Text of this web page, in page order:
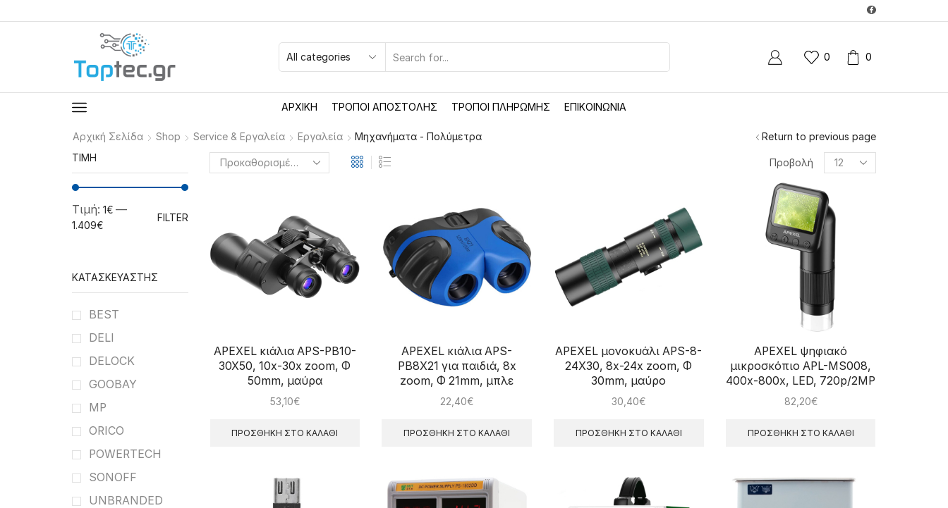
0 0
ΑΡΧΙΚΉ ΤΡΌΠΟΙ ΑΠΟΣΤΟΛΉΣ ΤΡΌΠΟΙ ΠΛΗΡΩΜΉΣ ΕΠΙΚΟΙΝΩΝΊΑ
Αρχική Σελίδα Shop Service & Εργαλεία Εργαλεία Μηχανήματα - Πολύμετρα Return to previous page
Προβολή
Products
per
APEXEL κιάλια APS-PB10-
30X50, 10x-30x zoom, Φ
50mm, μαύρα
53,10€
ΠΡΟΣΘΉΚΗ ΣΤΟ ΚΑΛΆΘΙ
APEXEL κιάλια APS-
PB8X21 για παιδιά, 8x
zoom, Φ 21mm, μπλε
22,40€
ΠΡΟΣΘΉΚΗ ΣΤΟ ΚΑΛΆΘΙ
APEXEL μονοκυάλι APS-8-
24X30, 8x-24x zoom, Φ
30mm, μαύρο
30,40€
ΠΡΟΣΘΉΚΗ ΣΤΟ ΚΑΛΆΘΙ
APEXEL ψηφιακό
μικροσκόπιο APL-MS008,
400x-800x, LED, 720p/2MP
82,20€
ΠΡΟΣΘΉΚΗ ΣΤΟ ΚΑΛΆΘΙ
ΤΙΜΉ
FILTER
Τιμή: 1€ —
1.409€
ΚΑΤΑΣΚΕΥΑΣΤΉΣ
BEST
DELI
DELOCK
GOOBAY
MP
ORICO
POWERTECH
SONOFF
UNBRANDED